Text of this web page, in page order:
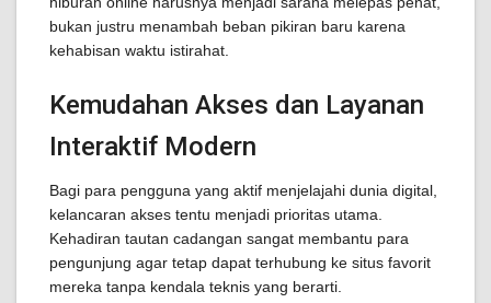
bukan justru menambah beban pikiran baru karena
kehabisan waktu istirahat.
Kemudahan Akses dan Layanan
Interaktif Modern
Bagi para pengguna yang aktif menjelajahi dunia digital,
kelancaran akses tentu menjadi prioritas utama.
Kehadiran tautan cadangan sangat membantu para
pengunjung agar tetap dapat terhubung ke situs favorit
mereka tanpa kendala teknis yang berarti.